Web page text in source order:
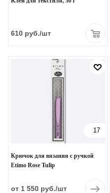
610 руб./шт
17
Крючок для вязания с ручкой
Etimo Rose Tulip
от 1 550 руб./шт